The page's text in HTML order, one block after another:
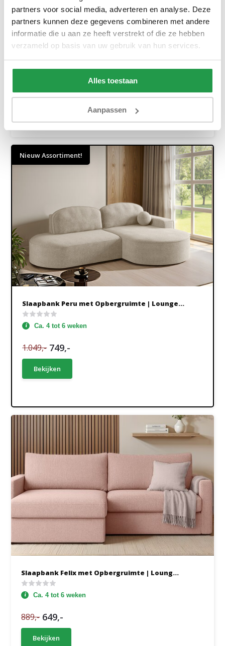
partners voor social media, adverteren en analyse. Deze
partners kunnen deze gegevens combineren met andere
informatie die u aan ze heeft verstrekt of die ze hebben
verzameld op basis van uw gebruik van hun services.
Alles toestaan
Aanpassen
Loungebank Bolzano
Bekijken
Nieuw Assortiment!
Slaapbank Peru met Opbergruimte | Lounge...
Ca. 4 tot 6 weken
1.049,- 749,-
Bekijken
Slaapbank Felix met Opbergruimte | Loung...
Ca. 4 tot 6 weken
889,- 649,-
Bekijken